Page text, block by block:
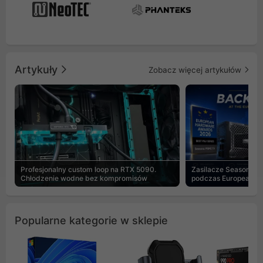
Artykuły Zobacz więcej artykułów
Profesjonalny custom loop na RTX 5090.
Chłodzenie wodne bez kompromisów
Zasilacze Seasonic
podczas European
Popularne kategorie w sklepie